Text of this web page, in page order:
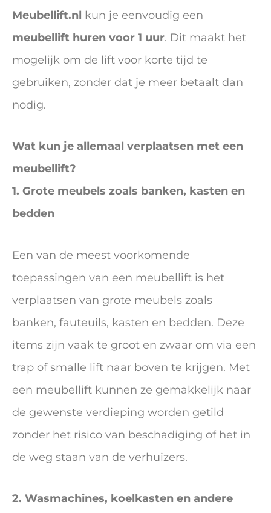
Meubellift.nl kun je eenvoudig een
meubellift huren voor 1 uur. Dit maakt het
mogelijk om de lift voor korte tijd te
gebruiken, zonder dat je meer betaalt dan
nodig.
Wat kun je allemaal verplaatsen met een
meubellift?
1. Grote meubels zoals banken, kasten en
bedden
Een van de meest voorkomende
toepassingen van een meubellift is het
verplaatsen van grote meubels zoals
banken, fauteuils, kasten en bedden. Deze
items zijn vaak te groot en zwaar om via een
trap of smalle lift naar boven te krijgen. Met
een meubellift kunnen ze gemakkelijk naar
de gewenste verdieping worden getild
zonder het risico van beschadiging of het in
de weg staan van de verhuizers.
2. Wasmachines, koelkasten en andere